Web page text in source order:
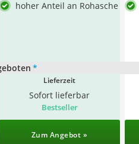
hoher Anteil an Rohasche
*
Lieferzeit
Sofort lieferbar
Bestseller
Zum Angebot »